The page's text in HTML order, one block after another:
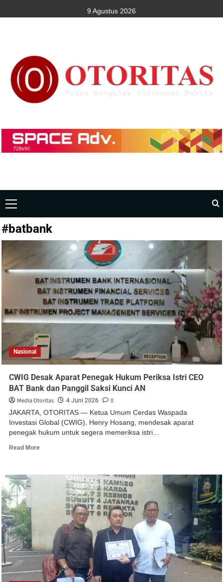
9 Agustus 2026
#batbank
Nasional
CWIG Desak Aparat Penegak Hukum Periksa Istri CEO
BAT Bank dan Panggil Saksi Kunci AN
Media Otoritas 4 Juni 2026 0
JAKARTA, OTORITAS — Ketua Umum Cerdas Waspada
Investasi Global (CWIG), Henry Hosang, mendesak aparat
penegak hukum untuk segera memeriksa istri...
Read More